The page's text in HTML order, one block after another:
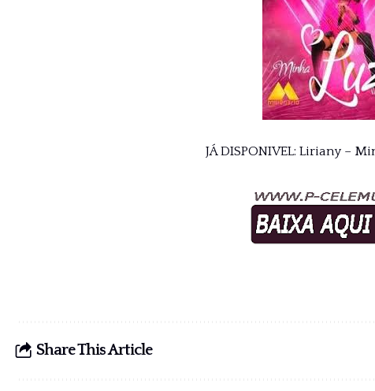
JÁ DISPONIVEL: Liriany –
Share This Article